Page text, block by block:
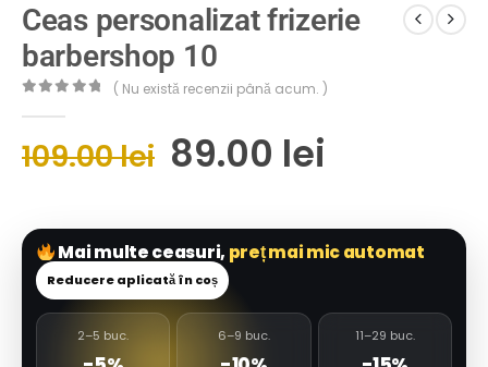
Ceas personalizat frizerie
barbershop 10
( Nu există recenzii până acum. )
109.00lei 89.00 lei
Mai multe ceasuri, preț mai mic automat
Reducere aplicată în coș
2–5 buc. 6–9 buc. 11–29 buc.